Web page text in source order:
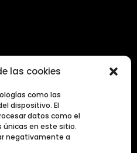
las cookies
como las
dispositivo. El
datos como el
en este sitio.
negativamente a